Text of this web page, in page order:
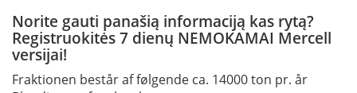
Norite gauti panašią informaciją kas rytą?
Registruokitės 7 dienų NEMOKAMAI Mercell
versijai!
Fraktionen består af følgende ca. 14000 ton pr. år